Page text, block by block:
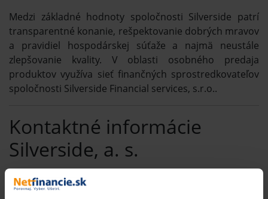
Medzi základné hodnoty spoločnosti Silverside patrí
transparentné konanie, rešpektovanie dobrých mravov
a pravidiel hospodárskej súťaže a najmä neustále
zlepšovanie kvality. V oblasti osobného predaja
produktov využíva sieť finančných sprostredkovateľov
spoločnosti Silverside Financial services, s.r.o..
Kontaktné informácie
Silverside, a. s.
Úplný názov spoločnosti
Silverside, a. s.